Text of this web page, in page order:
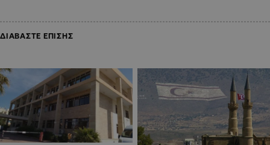
ΔΙΑΒΑΣΤΕ ΕΠΙΣΗΣ